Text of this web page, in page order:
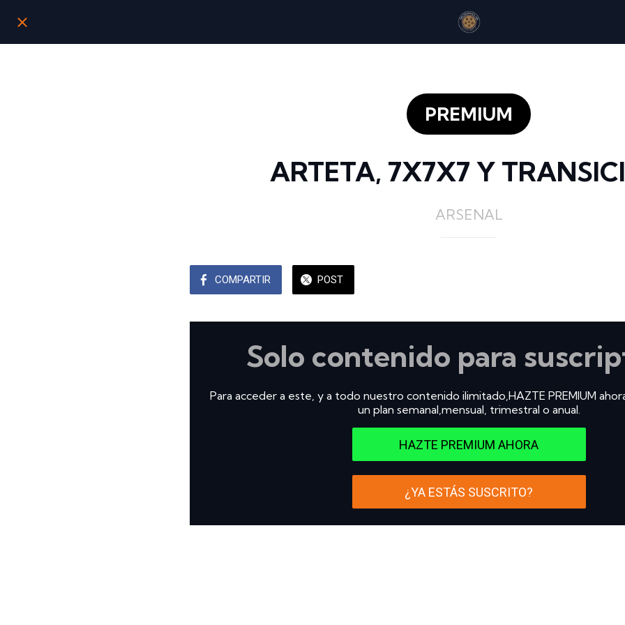
PREMIUM
ARTETA, 7X7X7 Y
ARSENAL
COMPARTIR POST
Solo contenido para
Para acceder a este, y a todo nuestro contenido ilimitado,HAZTE PREMIUM
un plan semanal,mensual, trimestral o anual.
HAZTE PREMIUM AHORA
¿YA ESTÁS SUSCRITO?